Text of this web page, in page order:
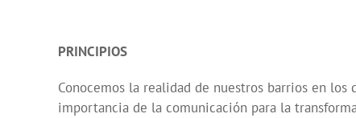
PRINCIPIOS
Conocemos la realidad de nuestros barrios en
importancia de la comunicación para la